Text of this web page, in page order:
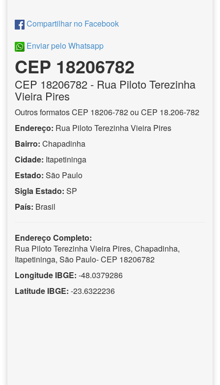
Compartilhar no Facebook
Enviar pelo Whatsapp
CEP 18206782
CEP 18206782 - Rua Piloto Terezinha
Vieira Pires
Outros formatos CEP 18206-782 ou CEP 18.206-782
Endereço: Rua Piloto Terezinha Vieira Pires
Bairro: Chapadinha
Cidade: Itapetininga
Estado: São Paulo
Sigla Estado: SP
País: Brasil
Endereço Completo:
Rua Piloto Terezinha Vieira Pires, Chapadinha,
Itapetininga, São Paulo- CEP 18206782
Longitude IBGE: -48.0379286
Latitude IBGE: -23.6322236